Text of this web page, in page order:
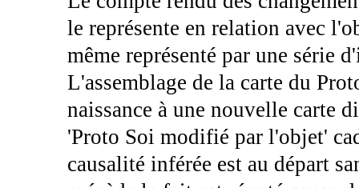
le représente en relation avec
même représenté par une série
L'assemblage de la carte du
naissance à une nouvelle carte
'Proto Soi modifié par l'objet'
causalité inférée est au départ